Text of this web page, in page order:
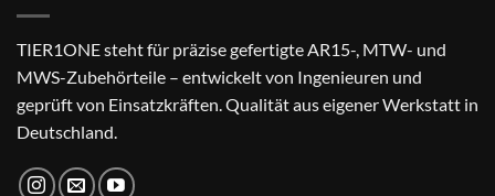
TIER1ONE steht für präzise gefertigte AR15-, MTW- und
MWS-Zubehörteile – entwickelt von Ingenieuren und
geprüft von Einsatzkräften. Qualität aus eigener Werkstatt in
Deutschland.